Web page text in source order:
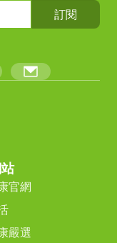
訂閱
官網
嚴選